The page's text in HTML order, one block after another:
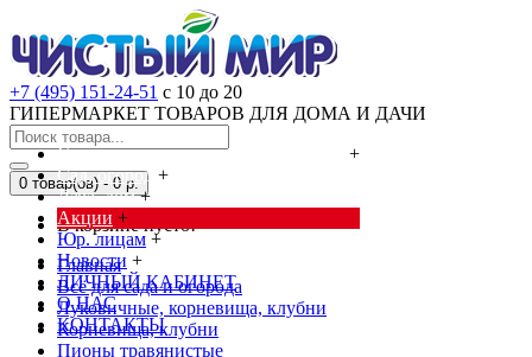
+7 (495) 151-24-51 с 10 до 20
ГИПЕРМАРКЕТ ТОВАРОВ ДЛЯ ДОМА И ДАЧИ
Cредства от насекомых и грызунов
+
Сад, огород +
Дача, дом +
Акции +
Юр. лицам +
Новости +
ЛИЧНЫЙ КАБИНЕТ
О НАС
КОНТАКТЫ
0 товар(ов) - 0 р.
В корзине пусто!
Главная
Всё для сада и огорода
Луковичные, корневища, клубни
Корневища, клубни
Пионы травянистые